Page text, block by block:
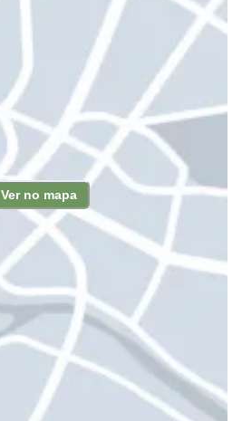
Ver no mapa